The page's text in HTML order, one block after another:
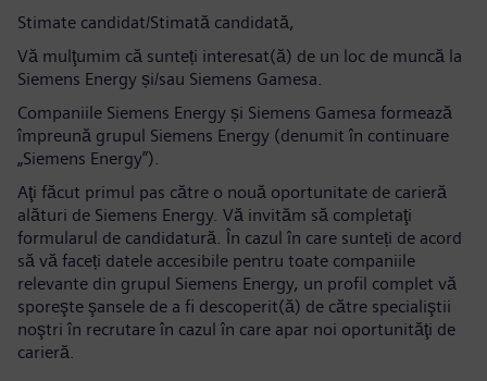
Stimate candidat/Stimată candidată,
Vă mulţumim că sunteți interesat(ă) de un loc de muncă la
Siemens Energy și/sau Siemens Gamesa.
Companiile Siemens Energy și Siemens Gamesa formează
împreună grupul Siemens Energy (denumit în continuare
„Siemens Energy”).
Aţi făcut primul pas către o nouă oportunitate de carieră
alături de Siemens Energy. Vă invităm să completaţi
formularul de candidatură. În cazul în care sunteți de acord
să vă faceți datele accesibile pentru toate companiile
relevante din grupul Siemens Energy, un profil complet vă
sporeşte şansele de a fi descoperit(ă) de către specialiştii
noştri în recrutare în cazul în care apar noi oportunităţi de
carieră.